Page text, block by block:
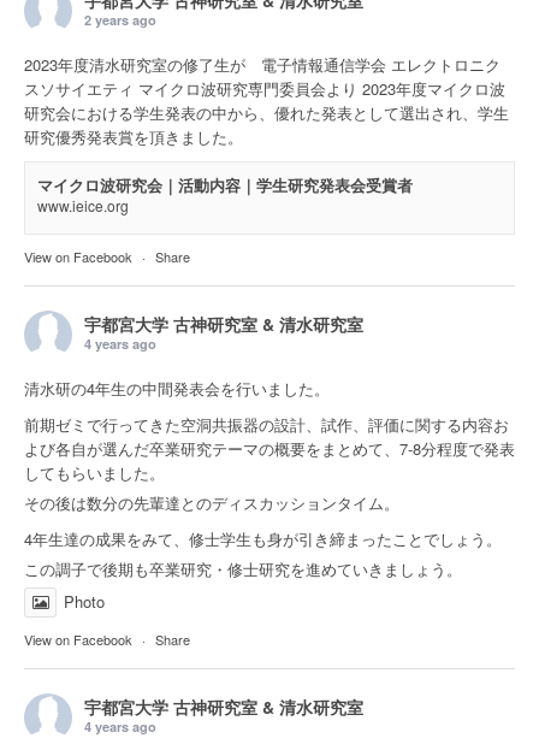
2 years ago
2023年度清水研究室の修了生が 電子情報通信学会 エレクトロニク
スソサイエティ マイクロ波研究専門委員会より 2023年度マイクロ波
研究会における学生発表の中から、優れた発表として選出され、学生
研究優秀発表賞を頂きました。
マイクロ波研究会｜活動内容｜学生研究発表会受賞者
www.ieice.org
View on Facebook · Share
宇都宮大学 古神研究室 & 清水研究室
4 years ago
清水研の4年生の中間発表会を行いました。
前期ゼミで行ってきた空洞共振器の設計、試作、評価に関する内容お
よび各自が選んだ卒業研究テーマの概要をまとめて、7-8分程度で発表
してもらいました。
その後は数分の先輩達とのディスカッションタイム。
4年生達の成果をみて、修士学生も身が引き締まったことでしょう。
この調子で後期も卒業研究・修士研究を進めていきましょう。
Photo
View on Facebook · Share
宇都宮大学 古神研究室 & 清水研究室
4 years ago